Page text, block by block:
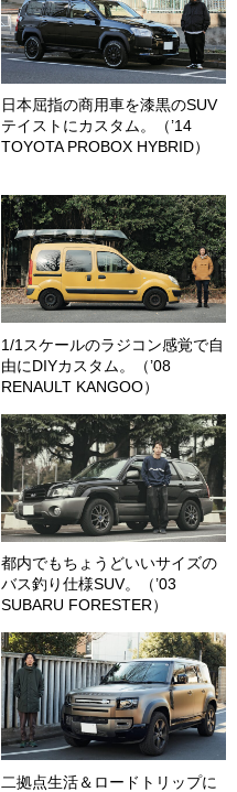
日本屈指の商用車を漆黒のSUV
テイストにカスタム。（’14
TOYOTA PROBOX HYBRID）
1/1スケールのラジコン感覚で自
由にDIYカスタム。（’08
RENAULT KANGOO）
都内でもちょうどいいサイズの
バス釣り仕様SUV。（’03
SUBARU FORESTER）
二拠点生活＆ロードトリップに